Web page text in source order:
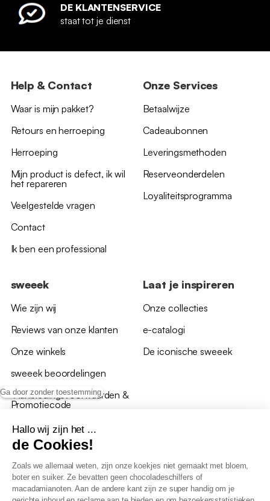
Ga door zonder toestemming
Hallo wij zijn het ...
de Cookies!
Zoals we allemaal weten, zijn onze koekjes niet gemaakt met bloem,
boter en suiker. Ze bevatten geen chocoladeschilfers of
macadamianoten. Aan de andere kant zijn ze super handig om je
DE KLANTENSERVICE
staat tot je dienst
Help & Contact
Waar is mijn pakket?
Retours en herroeping
Herroeping
Mijn product is defect, ik wil
het repareren
Veelgestelde vragen
Contact
Ik ben een professional
Onze Services
Betaalwijze
Cadeaubonnen
Leveringsmethoden
Reserveonderdelen
Loyaliteitsprogramma
sweeek
Wie zijn wij
Reviews van onze klanten
Onze winkels
sweeek beoordelingen
*Aanbiedingsvoorwaarden &
Promotiecode
Laat je inspireren
Onze collecties
e-catalogi
De iconische sweeek
Algemene verkoopsvoorwaarden
AV loyaliteitsprogramma